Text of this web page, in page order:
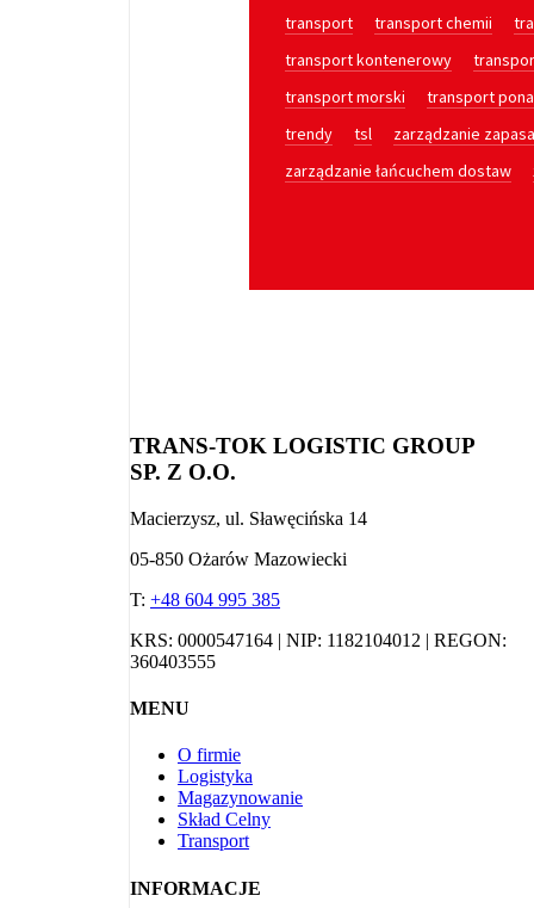
transport
transport chemii
transport kontenerowy
transport morski
transport
trendy
tsl
zarządzanie
zarządzanie łańcuchem dostaw
TRANS-TOK LOGISTIC GROUP
SP. Z O.O.
Macierzysz, ul. Sławęcińska 14
05-850 Ożarów Mazowiecki
T: +48 604 995 385
KRS: 0000547164 | NIP: 1182104012 | REGON:
360403555
MENU
O firmie
Logistyka
Magazynowanie
Skład Celny
Transport
INFORMACJE